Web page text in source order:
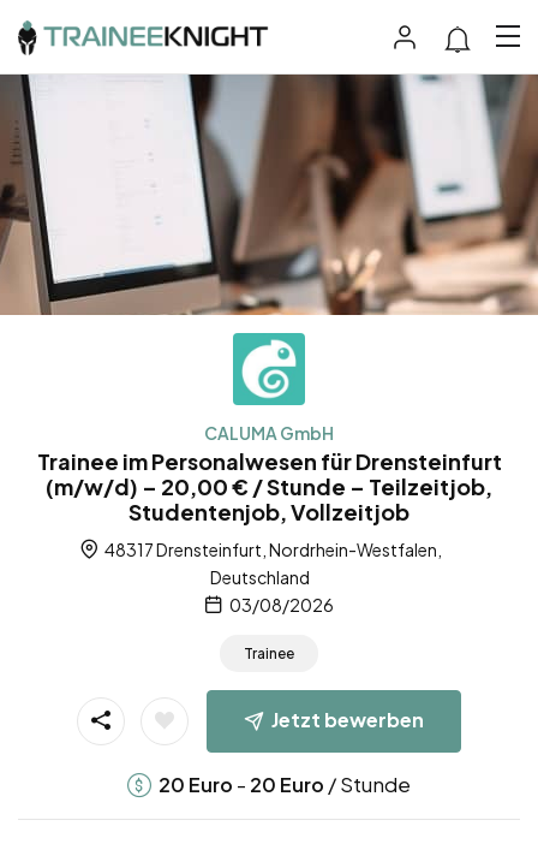
CALUMA GmbH
Trainee im Personalwesen für Drensteinfurt
(m/w/d) – 20,00 € / Stunde – Teilzeitjob,
Studentenjob, Vollzeitjob
48317 Drensteinfurt, Nordrhein-Westfalen,
Deutschland
03/08/2026
Trainee
Jetzt bewerben
20 Euro - 20 Euro / Stunde